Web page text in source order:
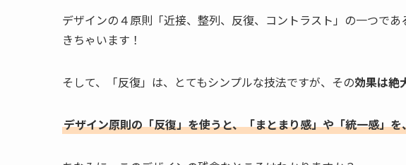
デザインの４原則「近接、整列、反復、コントラスト」の一つであ
きちゃいます！
そして、「反復」は、とてもシンプルな技法ですが、その効果は絶
デザイン原則の「反復」を使うと、「まとまり感」や「統一感」